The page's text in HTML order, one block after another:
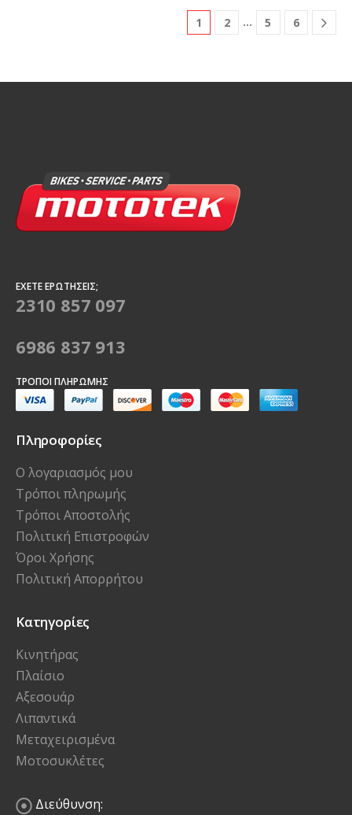
1 2 … 5 6
ΈΧΕΤΕ ΕΡΩΤΉΣΕΙΣ;
2310 857 097
6986 837 913
ΤΡΌΠΟΙ ΠΛΗΡΩΜΉΣ
Πληροφορίες
Ο λογαριασμός μου
Τρόποι πληρωμής
Τρόποι Αποστολής
Πολιτική Επιστροφών
Όροι Χρήσης
Πολιτική Απορρήτου
Κατηγορίες
Κινητήρας
Πλαίσιο
Αξεσουάρ
Λιπαντικά
Μεταχειρισμένα
Μοτοσυκλέτες
Διεύθυνση: